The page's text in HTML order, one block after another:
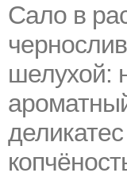
Сало в
шелухой: